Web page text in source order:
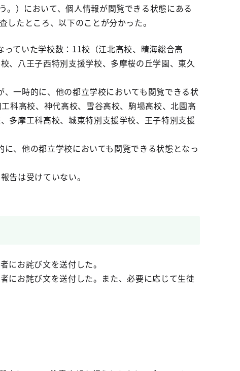
）において、個人情報が閲覧できる状態にある
たところ、以下のことが分かった。
ていた学校数：11校（江北高校、晴海総合高
、八王子西特別支援学校、多摩桜の丘学園、東久
一時的に、他の都立学校においても閲覧できる状
科高校、神代高校、雪谷高校、駒場高校、北園高
多摩工科高校、城東特別支援学校、王子特別支援
、他の都立学校においても閲覧できる状態となっ
告は受けていない。
にお詫び文を送付した。
にお詫び文を送付した。また、必要に応じて生徒